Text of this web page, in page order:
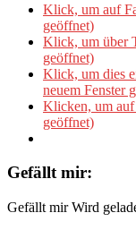
Klick, um auf
geöffnet)
Klick, um über
geöffnet)
Klick, um dies
neuem Fenster
Klicken, um auf
geöffnet)
Gefällt mir:
Gefällt mir Wird